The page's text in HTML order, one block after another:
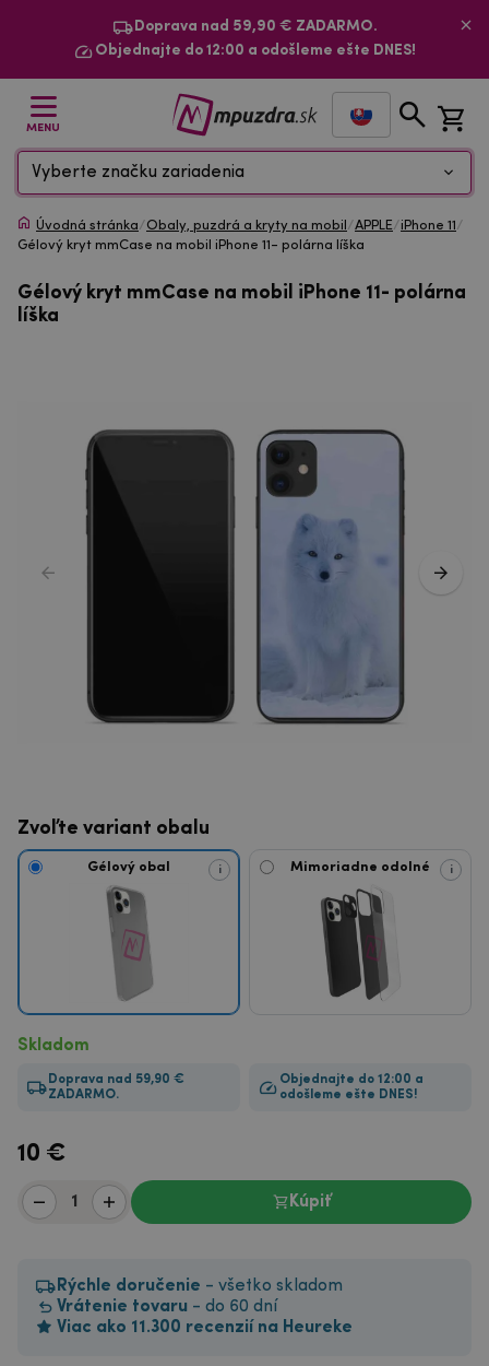
Doprava nad 59,90 € ZADARMO.
Objednajte do 12:00 a odošleme ešte DNES!
MENU
Vyberte značku zariadenia
Úvodná stránka/Obaly, puzdrá a kryty na mobil /APPLE/iPhone 11/
Gélový kryt mmCase na mobil iPhone 11- polárna líška
Gélový kryt mmCase na mobil iPhone 11- polárna
líška
Zvoľte variant obalu
Gélový obal i Mimoriadne odolné i
Skladom
Doprava nad 59,90 €
ZADARMO.
Objednajte do 12:00 a
odošleme ešte DNES!
10 €
Kúpiť
Rýchle doručenie - všetko skladom
Vrátenie tovaru - do 60 dní
Viac ako 11.300 recenzií na Heureke